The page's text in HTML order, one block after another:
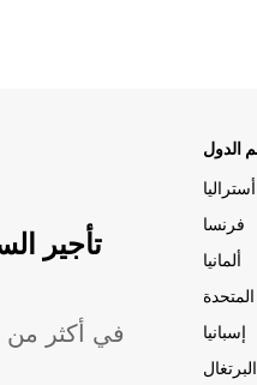
تأجير
موقعًا لشركة Europcar في أكثر من
الدول
أستراليا
فرنسا
ألمانيا
إسبانيا
البرتغال